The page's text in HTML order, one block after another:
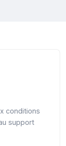
conditions
support